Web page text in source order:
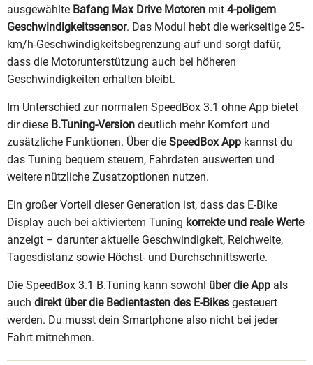
ausgewählte Bafang Max Drive Motoren mit 4-poligem
Geschwindigkeitssensor. Das Modul hebt die werkseitige 25-
km/h-Geschwindigkeitsbegrenzung auf und sorgt dafür,
dass die Motorunterstützung auch bei höheren
Geschwindigkeiten erhalten bleibt.
Im Unterschied zur normalen SpeedBox 3.1 ohne App bietet
dir diese B.Tuning-Version deutlich mehr Komfort und
zusätzliche Funktionen. Über die SpeedBox App kannst du
das Tuning bequem steuern, Fahrdaten auswerten und
weitere nützliche Zusatzoptionen nutzen.
Ein großer Vorteil dieser Generation ist, dass das E-Bike
Display auch bei aktiviertem Tuning korrekte und reale Werte
anzeigt – darunter aktuelle Geschwindigkeit, Reichweite,
Tagesdistanz sowie Höchst- und Durchschnittswerte.
Die SpeedBox 3.1 B.Tuning kann sowohl über die App als
auch direkt über die Bedientasten des E-Bikes gesteuert
werden. Du musst dein Smartphone also nicht bei jeder
Fahrt mitnehmen.